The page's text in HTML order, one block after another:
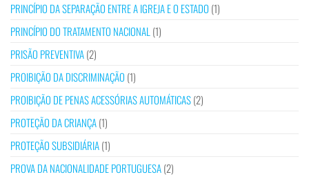
PRINCÍPIO DA SEPARAÇÃO ENTRE A IGREJA E O ESTADO (1)
PRINCÍPIO DO TRATAMENTO NACIONAL (1)
PRISÃO PREVENTIVA(2)
PROIBIÇÃO DA DISCRIMINAÇÃO (1)
PROIBIÇÃO DE PENAS ACESSÓRIAS AUTOMÁTICAS(2)
PROTEÇÃO DA CRIANÇA(1)
PROTEÇÃO SUBSIDIÁRIA(1)
PROVA DA NACIONALIDADE PORTUGUESA(2)